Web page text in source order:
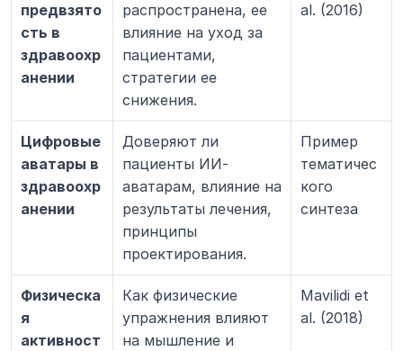
предвзято
сть в
здравоохр
анении
распространена, ее
влияние на уход за
пациентами,
стратегии ее
снижения.
al. (2016)
Цифровые
аватары в
здравоохр
анении
Доверяют ли
пациенты ИИ-
аватарам, влияние на
результаты лечения,
принципы
проектирования.
Пример
тематичес
кого
синтеза
Физическа
я
активност
Как физические
упражнения влияют
на мышление и
Mavilidi et
al. (2018)